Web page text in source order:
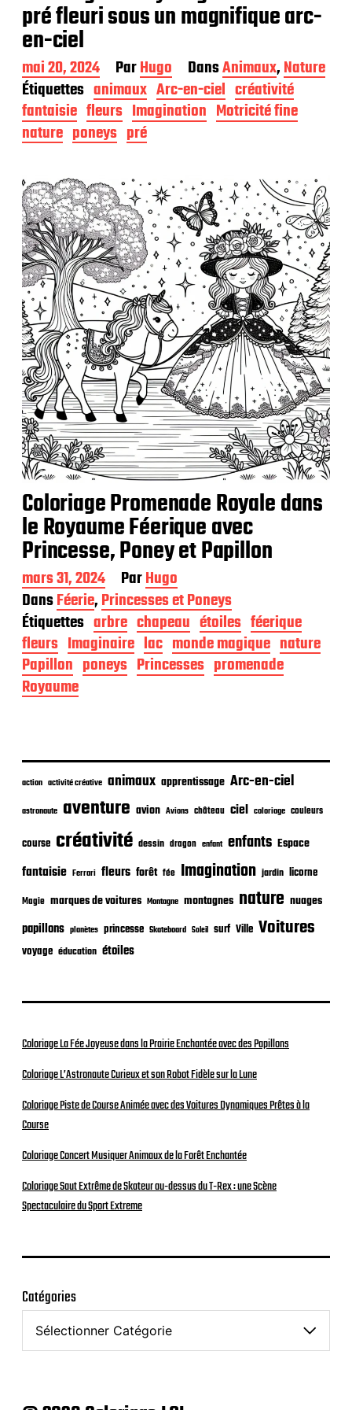
pré fleuri sous un magnifique arc-
en-ciel
D
a
t
e
d
e
u
b
l
i
c
a
t
i
o
n
mai 20, 2024 ParHugo DansAnimaux,Nature
Étiquettes animaux Arc-en-ciel créativité
fantaisie fleurs Imagination Motricité fine
nature poneys pré
Coloriage Promenade Royale dans
le Royaume Féerique avec
Princesse, Poney et Papillon
D
a
t
e
d
e
p
u
b
a
t
o
mars 31, 2024 ParHugo
DansFéerie,Princesses et Poneys
Étiquettes arbre chapeau étoiles féerique
fleurs Imaginaire lac monde magique nature
Papillon poneys Princesses promenade
Royaume
action activité créative animaux apprentissage Arc-en-ciel
astronaute aventure avion Avions château ciel coloriage couleurs
course créativité dessin dragon enfant enfants Espace
fantaisie Ferrari fleurs forêt fée Imagination jardin licorne
Magie marques de voitures Montagne montagnes nature nuages
papillons planètes princesse Skateboard Soleil surf Ville Voitures
voyage éducation étoiles
Coloriage La Fée Joyeuse dans la Prairie Enchantée avec des Papillons
Coloriage L’Astronaute Curieux et son Robot Fidèle sur la Lune
Coloriage Piste de Course Animée avec des Voitures Dynamiques Prêtes à la
Course
Coloriage Concert Musiquer Animaux de la Forêt Enchantée
Coloriage Saut Extrême de Skateur au-dessus du T-Rex : une Scène
Spectaculaire du Sport Extreme
Catégories